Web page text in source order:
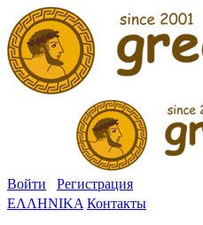
Войти
Регистрация
ΕΛΛΗΝΙΚΑ Контакты